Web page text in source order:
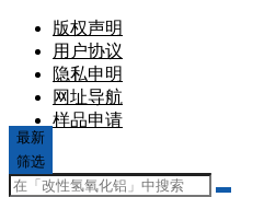
版权声明
用户协议
隐私申明
网址导航
样品申请
文章
最新
筛选